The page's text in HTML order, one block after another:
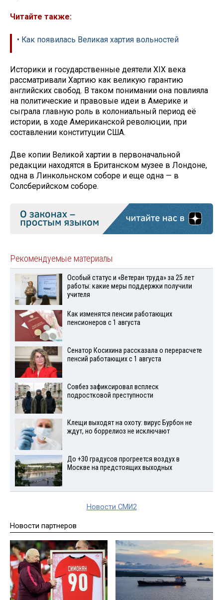
Читайте также:
• Как появилась Великая хартия вольностей
Историки и государственные деятели XIX века
рассматривали Хартию как великую гарантию
английских свобод. В таком понимании она повлияла
на политические и правовые идеи в Америке и
сыграла главную роль в колониальный период её
истории, в ходе Американской революции, при
составлении конституции США.
Две копии Великой хартии в первоначальной
редакции находятся в Британском музее в Лондоне,
одна в Линкольнском соборе и еще одна — в
Солсберийском соборе.
Рекомендуемые материалы
Особый статус и «Ветеран труда» за 25 лет
работы: какие меры поддержки получили
учителя
Как изменятся пенсии работающих
пенсионеров с 1 августа
Сенатор Косихина рассказала о перерасчете
пенсий работающих с 1 августа
Совбез зафиксировал всплеск
подростковой преступности
Клещи выходят на охоту: вирус Бурбон не
ждут, но боррелиоз не исключают
До +30 градусов прогреется воздух в
Москве на предстоящих выходных
Новости СМИ2
Новости партнеров